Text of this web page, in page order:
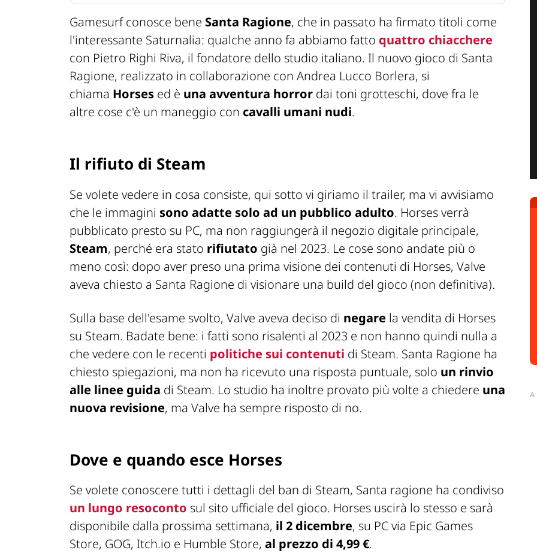
Gamesurf conosce bene Santa Ragione, che in passato ha firmato titoli come
l'interessante Saturnalia: qualche anno fa abbiamo fatto quattro chiacchere
con Pietro Righi Riva, il fondatore dello studio italiano. Il nuovo gioco di Santa
Ragione, realizzato in collaborazione con Andrea Lucco Borlera, si
chiama Horses ed è una avventura horror dai toni grotteschi, dove fra le
altre cose c'è un maneggio con cavalli umani nudi.
Il rifiuto di Steam
Se volete vedere in cosa consiste, qui sotto vi giriamo il trailer, ma vi avvisiamo
che le immagini sono adatte solo ad un pubblico adulto. Horses verrà
pubblicato presto su PC, ma non raggiungerà il negozio digitale principale,
Steam, perché era stato rifiutato già nel 2023. Le cose sono andate più o
meno così: dopo aver preso una prima visione dei contenuti di Horses, Valve
aveva chiesto a Santa Ragione di visionare una build del gioco (non definitiva).
Sulla base dell'esame svolto, Valve aveva deciso di negare la vendita di Horses
su Steam. Badate bene: i fatti sono risalenti al 2023 e non hanno quindi nulla a
che vedere con le recenti politiche sui contenuti di Steam. Santa Ragione ha
chiesto spiegazioni, ma non ha ricevuto una risposta puntuale, solo un rinvio
alle linee guida di Steam. Lo studio ha inoltre provato più volte a chiedere una
nuova revisione, ma Valve ha sempre risposto di no.
Dove e quando esce Horses
Se volete conoscere tutti i dettagli del ban di Steam, Santa ragione ha condiviso
un lungo resoconto sul sito ufficiale del gioco. Horses uscirà lo stesso e sarà
disponibile dalla prossima settimana, il 2 dicembre, su PC via Epic Games
Store, GOG, Itch.io e Humble Store, al prezzo di 4,99 €.